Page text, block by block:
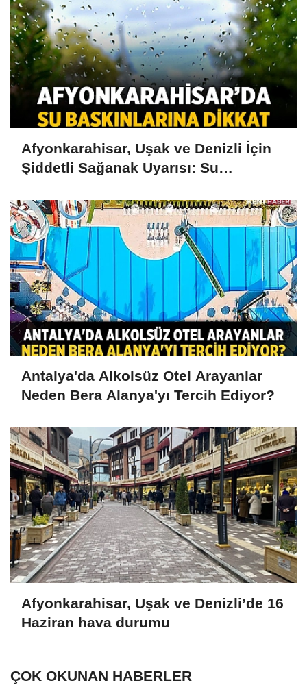
Afyonkarahisar, Uşak ve Denizli İçin
Şiddetli Sağanak Uyarısı: Su
Antalya'da Alkolsüz Otel Arayanlar
Neden Bera Alanya'yı Tercih Ediyor?
Afyonkarahisar, Uşak ve Denizli’de 16
Haziran hava durumu
ÇOK OKUNAN HABERLER